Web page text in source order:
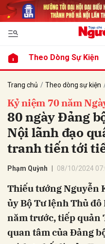
Theo Dòng Sự Kiện
Trang chủ Theo dòng sự kiện
Kỷ niệm 70 năm
80 ngày Đảng
Nội lãnh đạo
tranh tiến tới
Phạm Quỳnh 08/10/2024
Thiếu tướng Nguyễn
ủy Bộ Tư lệnh Thủ đô
năm trước, tiếp quản
quan tâm của Đảng
luận